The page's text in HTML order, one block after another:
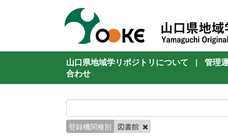
山口県地域学リポジトリについて |
管理
合わせ
登録機関種別 図書館